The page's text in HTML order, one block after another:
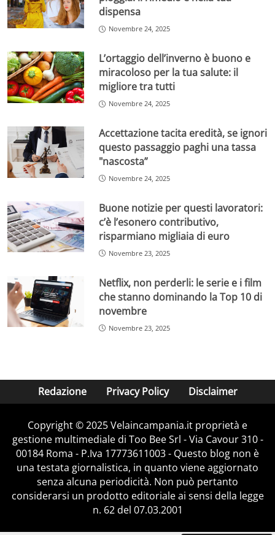
dispensa
Novembre 24, 2025
L’ortaggio dell’inverno è buono e
miracoloso per la tua salute: il
migliore tra tutti
Novembre 24, 2025
Accettazione tacita eredità, se ignori
questo passaggio paghi una tassa
"nascosta”
Novembre 24, 2025
Buone notizie per questi lavoratori:
c’è l’esonero contributivo,
risparmiano migliaia di euro
Novembre 23, 2025
Netflix, non perderli: le serie e i film
che stanno dominando la Top 10 di
novembre
Novembre 23, 2025
Redazione Privacy Policy Disclaimer
Copyright © 2025 Velaincampania.it proprietà e
gestione multimediale di Too Bee Srl - Via Cavour 310 -
00184 Roma - P.Iva 17773611003 - Questo blog non è
una testata giornalistica, in quanto viene aggiornato
senza alcuna periodicità. Non può pertanto
considerarsi un prodotto editoriale ai sensi della legge
n. 62 del 07.03.2001